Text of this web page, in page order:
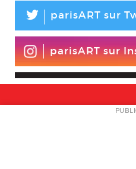
L parisART sur
parisART sur